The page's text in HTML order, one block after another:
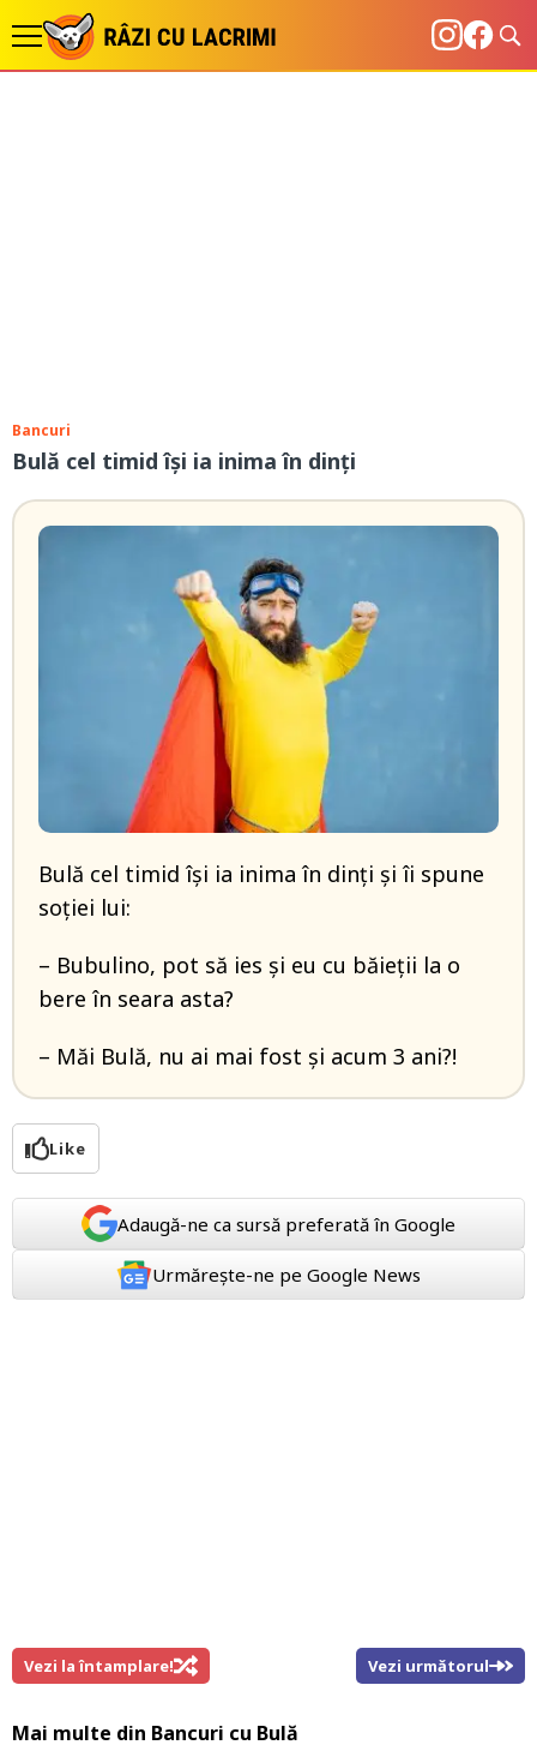
Bancuri
Bulă cel timid își ia inima în dinți
Bulă cel timid își ia inima în dinți și îi spune
soției lui:
– Bubulino, pot să ies și eu cu băieții la o
bere în seara asta?
– Măi Bulă, nu ai mai fost și acum 3 ani?!
Like
Adaugă-ne ca sursă preferată în Google
Urmărește-ne pe Google News
Vezi la întamplare! Vezi următorul
Mai multe din Bancuri cu Bulă